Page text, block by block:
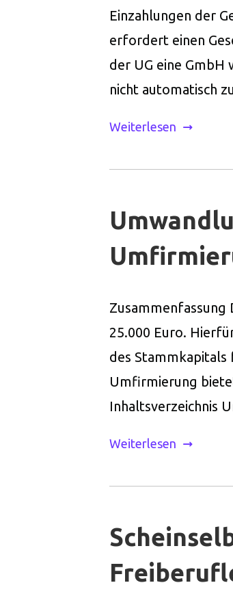
Einzahlungen der
erfordert einen
der UG eine GmbH
nicht automatisch
Weiterlesen
25.000 Euro.
des
Umfirmierung
Inhaltsverzeichnis
Weiterlesen